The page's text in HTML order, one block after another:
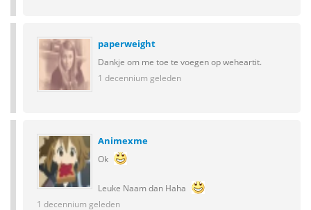
paperweight
Dankje om me toe te voegen op weheartit.
1 decennium geleden
Animexme
Ok
Leuke Naam dan Haha
1 decennium geleden